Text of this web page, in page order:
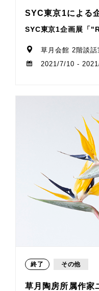
SYC東京1による
SYC東京1企画展「
草月会館 2階談話
2021/7/10 -
終了 その他
草月陶房所属作